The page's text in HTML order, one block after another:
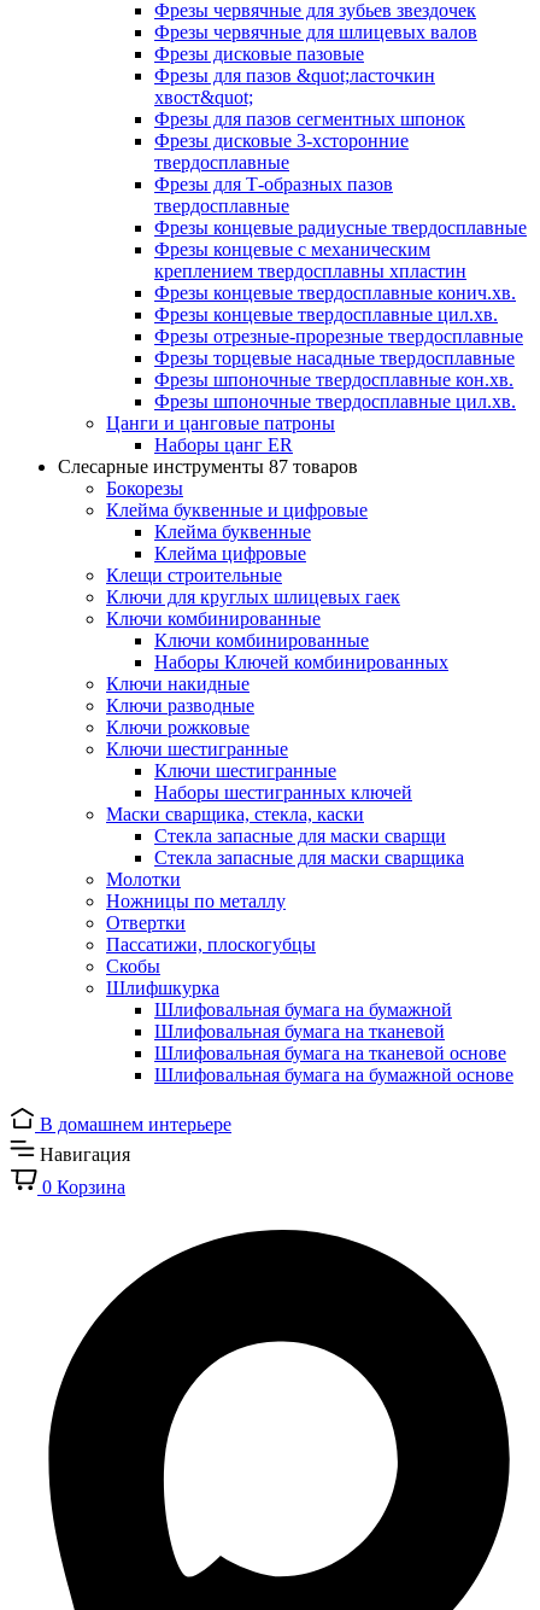
Фрезы червячные для зубьев звездочек
Фрезы червячные для шлицевых валов
Фрезы дисковые пазовые
Фрезы для пазов &quot;ласточкин
хвост&quot;
Фрезы для пазов сегментных шпонок
Фрезы дисковые 3-хсторонние
твердосплавные
Фрезы для Т-образных пазов
твердосплавные
Фрезы концевые радиусные твердосплавные
Фрезы концевые с механическим
креплением твердосплавны хпластин
Фрезы концевые твердосплавные конич.хв.
Фрезы концевые твердосплавные цил.хв.
Фрезы отрезные-прорезные твердосплавные
Фрезы торцевые насадные твердосплавные
Фрезы шпоночные твердосплавные кон.хв.
Фрезы шпоночные твердосплавные цил.хв.
Цанги и цанговые патроны
Наборы цанг ER
Слесарные инструменты 87 товаров
Бокорезы
Клейма буквенные и цифровые
Клейма буквенные
Клейма цифровые
Клещи строительные
Ключи для круглых шлицевых гаек
Ключи комбинированные
Ключи комбинированные
Наборы Ключей комбинированных
Ключи накидные
Ключи разводные
Ключи рожковые
Ключи шестигранные
Ключи шестигранные
Наборы шестигранных ключей
Маски сварщика, стекла, каски
Стекла запасные для маски сварщи
Стекла запасные для маски сварщика
Молотки
Ножницы по металлу
Отвертки
Пассатижи, плоскогубцы
Скобы
Шлифшкурка
Шлифовальная бумага на бумажной
Шлифовальная бумага на тканевой
Шлифовальная бумага на тканевой основе
Шлифовальная бумага на бумажной основе
В домашнем интерьере
Навигация
0 Корзина